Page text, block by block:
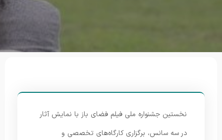
نخستین جشنواره ملی فیلم فضای باز با نمایش آثار
در سه سانس، برگزاری کارگاه‌های تخصصی و